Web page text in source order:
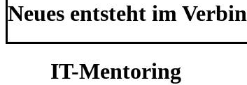
Neues entsteht im
IT-Mentoring